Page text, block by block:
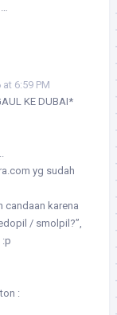
6:59 PM
KE DUBAI*
yg sudah
candaan karena
/ smolpil?”,
: